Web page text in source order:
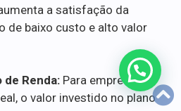
a satisfação da
de baixo custo e alto valor
Renda: Para empresas
o valor investido no plano